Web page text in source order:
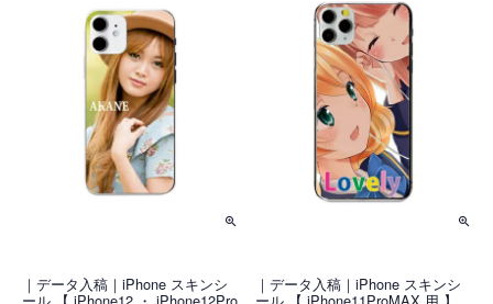
｜データ入稿｜iPhone スキンシ ｜データ入稿｜iPhone スキンシ